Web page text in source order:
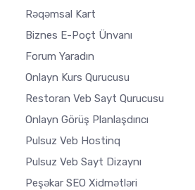
Rəqəmsal Kart
Biznes E-Poçt Ünvanı
Forum Yaradın
Onlayn Kurs Qurucusu
Restoran Veb Sayt Qurucusu
Onlayn Görüş Planlaşdırıcı
Pulsuz Veb Hostinq
Pulsuz Veb Sayt Dizaynı
Peşəkar SEO Xidmətləri